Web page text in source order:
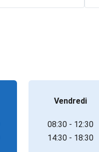
Vendredi
08:30 - 12:30
14:30 - 18:30